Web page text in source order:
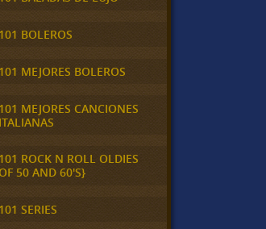
101 BOLEROS
101 MEJORES BOLEROS
101 MEJORES CANCIONES
ITALIANAS
101 ROCK N ROLL OLDIES
OF 50 AND 60'S}
101 SERIES